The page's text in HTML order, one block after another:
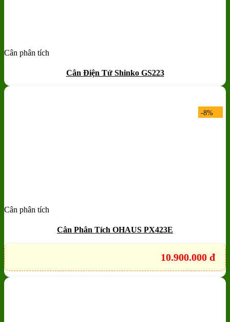
Add to wishlist
Cân phân tích
Cân Điện Tử Shinko GS223
-8%
Add to wishlist
Cân phân tích
Cân Phân Tích OHAUS PX423E
10.900.000 đ